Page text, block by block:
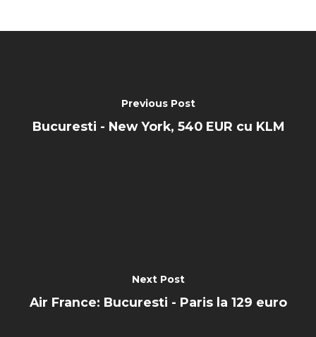
Previous Post
Bucuresti - New York, 540 EUR cu KLM
Next Post
Air France: Bucuresti - Paris la 129 euro